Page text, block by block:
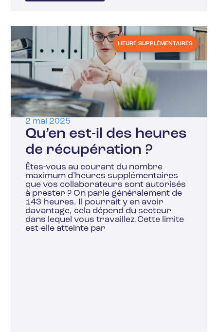
HEURE SUPPLÉMENTAIRES
2 mai 2025
Qu’en est-il des heures
de récupération ?
Êtes-vous au courant du nombre
maximum d’heures supplémentaires
que vos collaborateurs sont autorisés
à prester ? On parle généralement de
143 heures. Il pourrait y en avoir
davantage, cela dépend du secteur
dans lequel vous travaillez.Cette limite
est-elle atteinte par